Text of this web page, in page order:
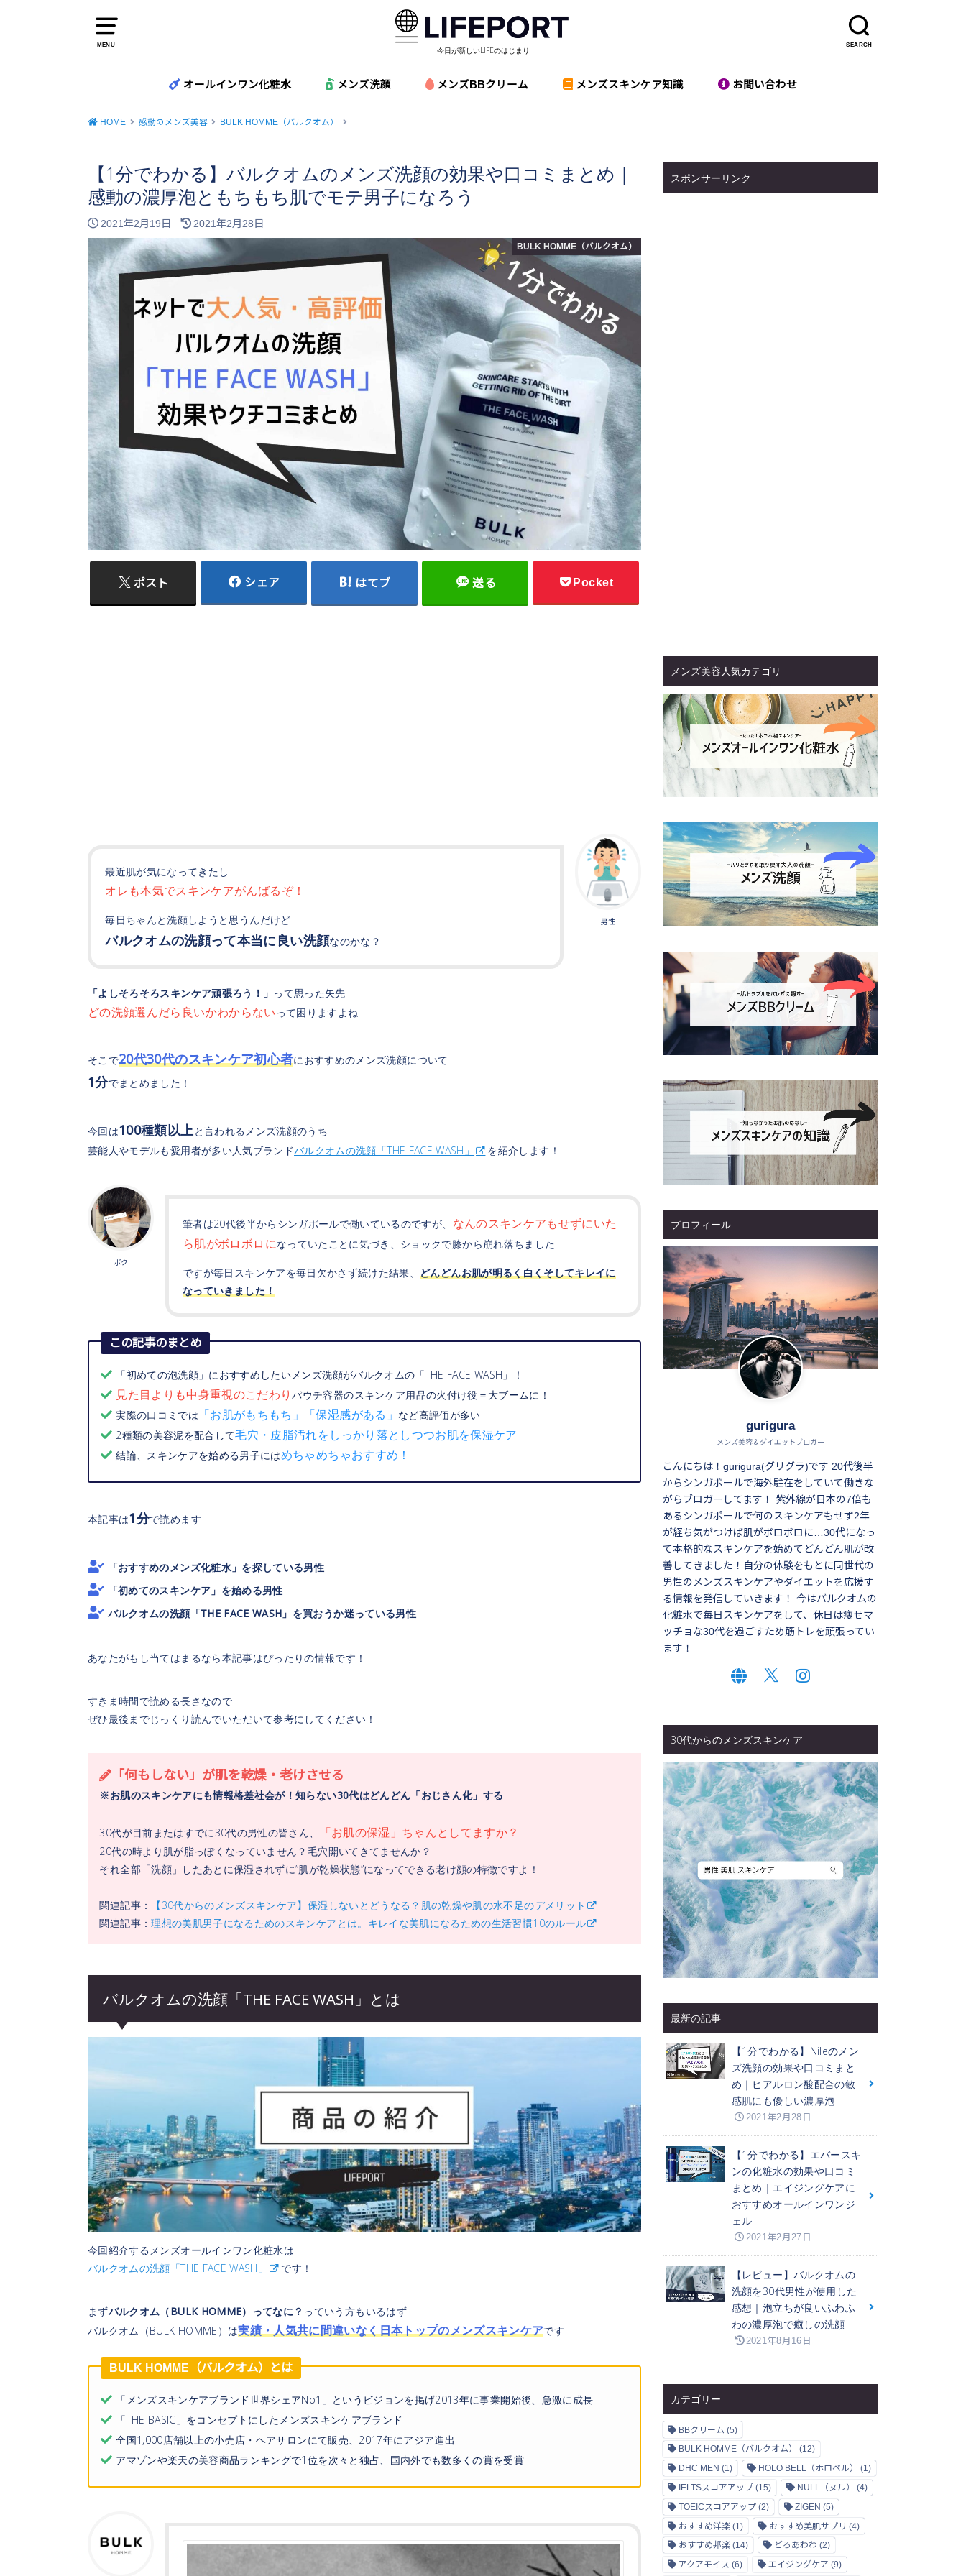
MENU SEARCH
今日が新しいLIFEのはじまり
オールインワン化粧水 メンズ洗顔 メンズBBクリーム メンズスキンケア知識 お問い合わせ
HOME 感動のメンズ美容 BULK HOMME（バルクオム）
【1分でわかる】バルクオムのメンズ洗顔の効果や口コミまとめ｜
感動の濃厚泡ともちもち肌でモテ男子になろう
2021年2月19日 2021年2月28日
BULK HOMME（バルクオム）
ポスト シェア はてブ 送る Pocket
男性
最近肌が気になってきたし
オレも本気でスキンケアがんばるぞ！
毎日ちゃんと洗顔しようと思うんだけど
バルクオムの洗顔って本当に良い洗顔なのかな？
「よしそろそろスキンケア頑張ろう！」 って思った矢先
どの洗顔選んだら良いかわからない って困りますよね
そこで20代30代のスキンケア初心者におすすめのメンズ洗顔について
1分でまとめました！
今回は100種類以上と言われるメンズ洗顔のうち
芸能人やモデルも愛用者が多い人気ブランドバルクオムの洗顔「THE FACE WASH」 を紹介します！
ボク
筆者は20代後半からシンガポールで働いているのですが、 なんのスキンケアもせずにいた
ら肌がボロボロになっていたことに気づき、ショックで膝から崩れ落ちました
ですが毎日スキンケアを毎日欠かさず続けた結果、 どんどんお肌が明るく白くそしてキレイに
なっていきました！
この記事のまとめ
「初めての泡洗顔」におすすめしたいメンズ洗顔がバルクオムの「THE FACE WASH」！
見た目よりも中身重視のこだわりパウチ容器のスキンケア用品の火付け役＝大ブームに！
実際の口コミでは 「お肌がもちもち」「保湿感がある」 など高評価が多い
2種類の美容泥を配合して毛穴・皮脂汚れをしっかり落としつつお肌を保湿ケア
結論、スキンケアを始める男子にはめちゃめちゃおすすめ！
本記事は1分で読めます
「おすすめのメンズ化粧水」を探している男性
「初めてのスキンケア」を始める男性
バルクオムの洗顔「THE FACE WASH」を買おうか迷っている男性
あなたがもし当てはまるなら本記事はぴったりの情報です！
すきま時間で読める長さなので
ぜひ最後までじっくり読んでいただいて参考にしてください！
「何もしない」が肌を乾燥・老けさせる
※お肌のスキンケアにも情報格差社会が！知らない30代はどんどん「おじさん化」する
30代が目前またはすでに30代の男性の皆さん、 「お肌の保湿」ちゃんとしてますか？
20代の時より肌が脂っぽくなっていません？毛穴開いてきてませんか？
それ全部「洗顔」したあとに保湿されずに”肌が乾燥状態”になってできる老け顔の特徴ですよ！
関連記事：
【30代からのメンズスキンケア】保湿しないとどうなる？肌の乾燥や肌の水不足のデメリット
関連記事：理想の美肌男子になるためのスキンケアとは。キレイな美肌になるための生活習慣10のルール
バルクオムの洗顔「THE FACE WASH」とは
今回紹介するメンズオールインワン化粧水は
バルクオムの洗顔「THE FACE WASH」
です！
まずバルクオム（BULK HOMME）ってなに？ っていう方もいるはず
バルクオム（BULK HOMME）は実績・人気共に間違いなく日本トップのメンズスキンケアです
BULK HOMME（バルクオム）とは
「メンズスキンケアブランド世界シェアNo1」というビジョンを掲げ2013年に事業開始後、急激に成長
「THE BASIC」をコンセプトにしたメンズスキンケアブランド
全国1,000店舗以上の小売店・ヘアサロンにて販売、2017年にアジア進出
アマゾンや楽天の美容商品ランキングで1位を次々と独占、国内外でも数多くの賞を受賞
スポンサーリンク
メンズ美容人気カテゴリ
プロフィール
gurigura
メンズ美容＆ダイエットブロガー
こんにちは！gurigura(グリグラ)です 20代後半
からシンガポールで海外駐在をしていて働きな
がらブロガーしてます！ 紫外線が日本の7倍も
あるシンガポールで何のスキンケアもせず2年
が経ち気がつけば肌がボロボロに…30代になっ
て本格的なスキンケアを始めてどんどん肌が改
善してきました！自分の体験をもとに同世代の
男性のメンズスキンケアやダイエットを応援す
る情報を発信していきます！ 今はバルクオムの
化粧水で毎日スキンケアをして、休日は痩せマ
ッチョな30代を過ごすため筋トレを頑張ってい
ます！
30代からのメンズスキンケア
最新の記事
【1分でわかる】Nileのメン
ズ洗顔の効果や口コミまと
め｜ヒアルロン酸配合の敏
感肌にも優しい濃厚泡
2021年2月28日
【1分でわかる】エバースキ
ンの化粧水の効果や口コミ
まとめ｜エイジングケアに
おすすめオールインワンジ
ェル
2021年2月27日
【レビュー】バルクオムの
洗顔を30代男性が使用した
感想｜泡立ちが良いふわふ
わの濃厚泡で癒しの洗顔
2021年8月16日
カテゴリー
BBクリーム (5)
BULK HOMME（バルクオム）
(12)
DHC MEN (1) HOLO BELL（ホロベル）
(1)
IELTSスコアアップ (15) NULL（ヌル）
(4)
TOEICスコアアップ (2) ZIGEN (5)
おすすめ洋楽 (1) おすすめ美肌サプリ (4)
おすすめ邦楽 (14) どろあわわ (2)
アクアモイス (6) エイジングケア (9)